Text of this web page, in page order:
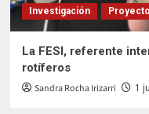
Investigación
La FESI, referente
rotíferos
Sandra Rocha Irizarri 1